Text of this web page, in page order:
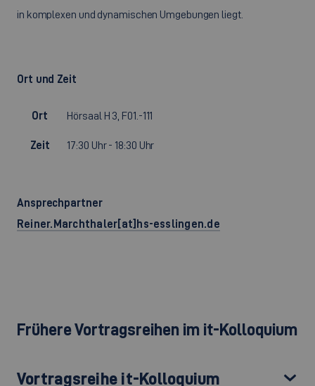
in komplexen und dynamischen Umgebungen liegt.
Ort und Zeit
Ort Hörsaal H 3, F01.-111
Zeit 17:30 Uhr - 18:30 Uhr
Ansprechpartner
Reiner.Marchthaler[at]hs-esslingen.de
Frühere Vortragsreihen im it-Kolloquium
Vortragsreihe it-Kolloquium